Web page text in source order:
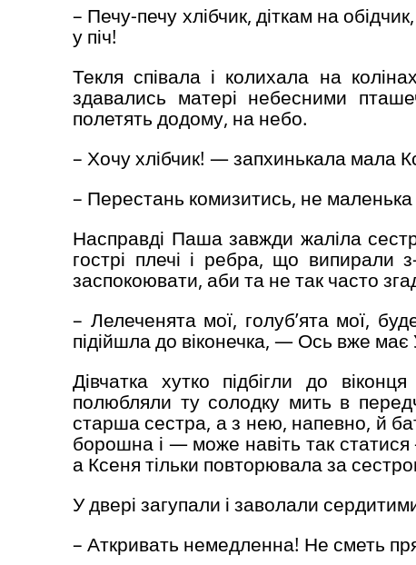
– Печу-печу хлібчик, діткам на
у піч!
Текля співала і колихала на
здавались матері небесними
полетять додому, на небо.
– Хочу хлібчик! — запхинькала мала
– Перестань комизитись, не
Насправді Паша завжди жаліла
гострі плечі і ребра, що випирали
заспокоювати, аби та не так часто
– Лелеченята мої, голуб’ята мої,
підійшла до віконечка, — Ось вже
Дівчатка хутко підбігли до
полюбляли ту солодку мить в
старша сестра, а з нею, напевно, й
борошна і — може навіть так
а Ксеня тільки повторювала за
У двері загупали і заволали
– Аткривать немедленна! Не сметь